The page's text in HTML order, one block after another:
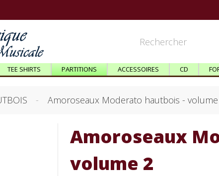
TEE SHIRTS PARTITIONS ACCESSOIRES CD
Amoroseaux Moderato hautbois -
Amoroseaux
volume 2